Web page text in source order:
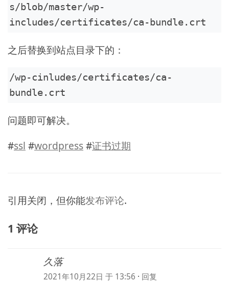
s/blob/master/wp-
includes/certificates/ca-bundle.crt
之后替换到站点目录下的：
/wp-cinludes/certificates/ca-
bundle.crt
问题即可解决。
#ssl #wordpress#证书过期
引用关闭，但你能发布评论.
1 评论
久落
2021年10月22日 于 13:56 · 回复